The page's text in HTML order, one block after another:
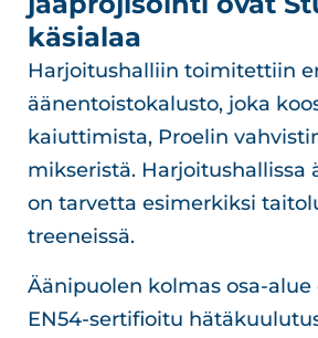
käsialaa
Harjoitushalliin toimitettiin
äänentoistokalusto, joka
kaiuttimista, Proelin
mikseristä. Harjoitushallissa
on tarvetta esimerkiksi
treeneissä.
Äänipuolen kolmas osa-alue
EN54-sertifioitu